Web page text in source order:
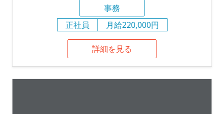
事務
正社員
月給220,000円
詳細を見る